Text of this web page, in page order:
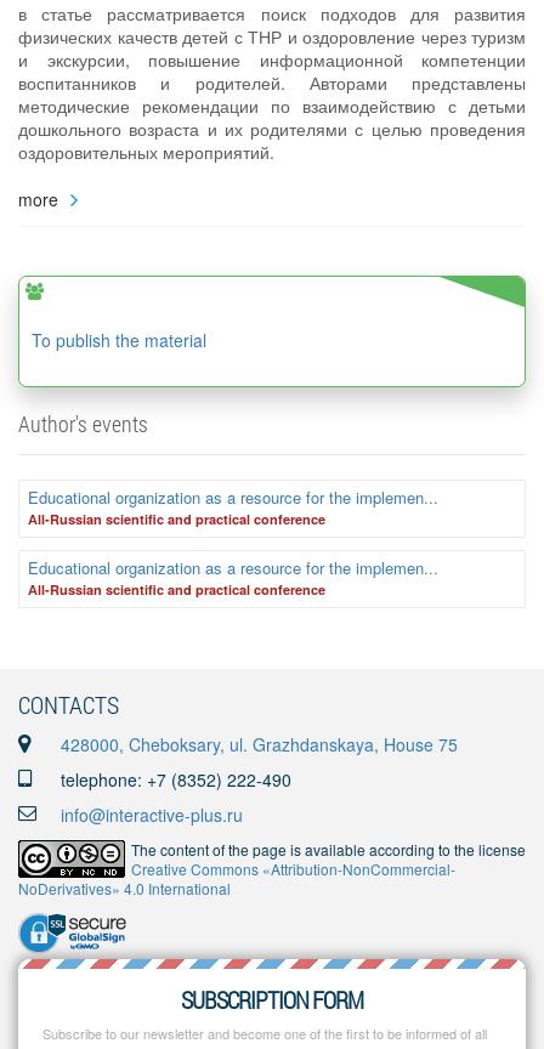
в статье рассматривается поиск подходов для развития
физических качеств детей с ТНР и оздоровление через туризм
и экскурсии, повышение информационной компетенции
воспитанников и родителей. Авторами представлены
методические рекомендации по взаимодействию с детьми
дошкольного возраста и их родителями с целью проведения
оздоровительных мероприятий.
more
To publish the material
Author's events
Educational organization as a resource for the implemen...
Аll-Russian scientific and practical conference
Educational organization as a resource for the implemen...
Аll-Russian scientific and practical conference
CONTACTS
428000, Cheboksary, ul. Grazhdanskaya, House 75
telephone: +7 (8352) 222-490
info@interactive-plus.ru
The content of the page is available according to the license
Creative Commons «Attribution-NonCommercial-
NoDerivatives» 4.0 International
SUBSCRIPTION FORM
Subscribe to our newsletter and become one of the first to be informed of all